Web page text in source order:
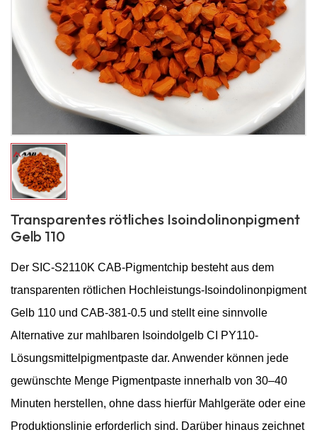
Transparentes rötliches Isoindolinonpigment
Gelb 110
Der SIC-S2110K CAB-Pigmentchip besteht aus dem
transparenten rötlichen Hochleistungs-Isoindolinonpigment
Gelb 110 und CAB-381-0.5 und stellt eine sinnvolle
Alternative zur mahlbaren Isoindolgelb CI PY110-
Lösungsmittelpigmentpaste dar. Anwender können jede
gewünschte Menge Pigmentpaste innerhalb von 30–40
Minuten herstellen, ohne dass hierfür Mahlgeräte oder eine
Produktionslinie erforderlich sind. Darüber hinaus zeichnet